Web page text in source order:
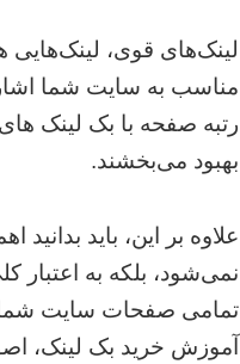
لینک‌های قوی، لینک‌هایی
مناسب به سایت شما
رتبه صفحه با بک لینک
بهبود می‌بخشند.
علاوه بر این، باید
نمی‌شود، بلکه به اعتبار
تمامی صفحات سایت شما
آموزش خرید بک لینک،